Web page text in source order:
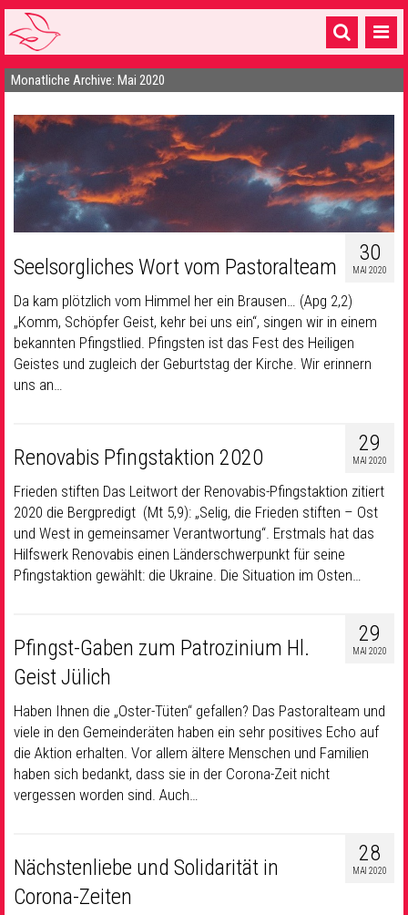
Startseite
1 Pfarrei
16 Gemeinden & mehr
Gottesdienste & Sinnsuche
Sakramente & Feste
Gemeinschaft & Soziales
Musik& Kultur
Seelsorge & Kontakt
Monatliche Archive: Mai 2020
30
MAI 2020
Seelsorgliches Wort vom Pastoralteam
Da kam plötzlich vom Himmel her ein Brausen… (Apg 2,2)
„Komm, Schöpfer Geist, kehr bei uns ein“, singen wir in einem
bekannten Pfingstlied. Pfingsten ist das Fest des Heiligen
Geistes und zugleich der Geburtstag der Kirche. Wir erinnern
uns an…
29
MAI 2020
Renovabis Pfingstaktion 2020
Frieden stiften Das Leitwort der Renovabis-Pfingstaktion zitiert
2020 die Bergpredigt (Mt 5,9): „Selig, die Frieden stiften – Ost
und West in gemeinsamer Verantwortung“. Erstmals hat das
Hilfswerk Renovabis einen Länderschwerpunkt für seine
Pfingstaktion gewählt: die Ukraine. Die Situation im Osten…
29
MAI 2020
Pfingst-Gaben zum Patrozinium Hl.
Geist Jülich
Haben Ihnen die „Oster-Tüten“ gefallen? Das Pastoralteam und
viele in den Gemeinderäten haben ein sehr positives Echo auf
die Aktion erhalten. Vor allem ältere Menschen und Familien
haben sich bedankt, dass sie in der Corona-Zeit nicht
vergessen worden sind. Auch…
28
MAI 2020
Nächstenliebe und Solidarität in
Corona-Zeiten